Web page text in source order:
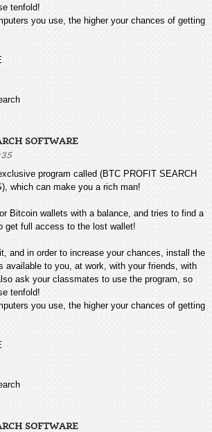
tenfold!
you use, the higher your chances of getting
SOFTWARE
program called (BTC PROFIT SEARCH
which can make you a rich man!
Bitcoin wallets with a balance, and tries to find a
get full access to the lost wallet!
and in order to increase your chances, install the
available to you, at work, with your friends, with
ask your classmates to use the program, so
tenfold!
you use, the higher your chances of getting
SOFTWARE